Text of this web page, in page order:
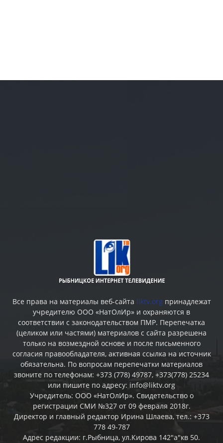
Все права на материалы веб-сайта liktv.org принадлежат
учредителю ООО «НатОлИр» и охраняются в
соответствии с законодательством ПМР. Перепечатка
(целиком или частями) материалов c сайта разрешена
только на возмездной основе и после письменного
согласия правообладателя, активная ссылка на источник
обязательна. По вопросам перепечатки материалов
звоните по телефонам: +373 (778) 49787, +373(778) 25234
или пишите по адресу: info@liktv.org
Учредитель: ООО «НатОлИр». Свидетельство о
регистрации СМИ №327 от 09 февраля 2018г.
Директор и главный редактор Ирина Шлаева, тел.: +373
778 49-787
Адрес редакции: г.Рыбница, ул.Кирова 142"а"кв 50.